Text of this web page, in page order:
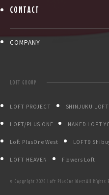
CONTACT
COMPANY
LOFT GROUP
LOFT PROJECT SHINJUKU LOFT
LOFT/PLUS ONE NAKED LOFT
Loft PlusOne West LOFT9
LOFT HEAVEN Flowers Loft
© Copyright 2026 Loft PlusOne West.All Rights